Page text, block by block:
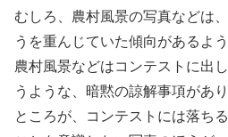
むしろ、農村風景の写真などは
うを重んじていた傾向があるよ
農村風景などはコンテストに出
うような、暗黙の諒解事項があ
ところが、コンテストには落ち